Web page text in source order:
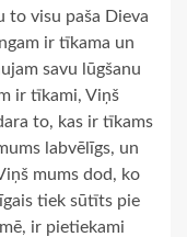
to visu paša Dieva
ir tīkama un
savu lūgšanu
ir tīkami, Viņš
to, kas ir tīkams
labvēlīgs, un
mums dod, ko
tiek sūtīts pie
ir pietiekami